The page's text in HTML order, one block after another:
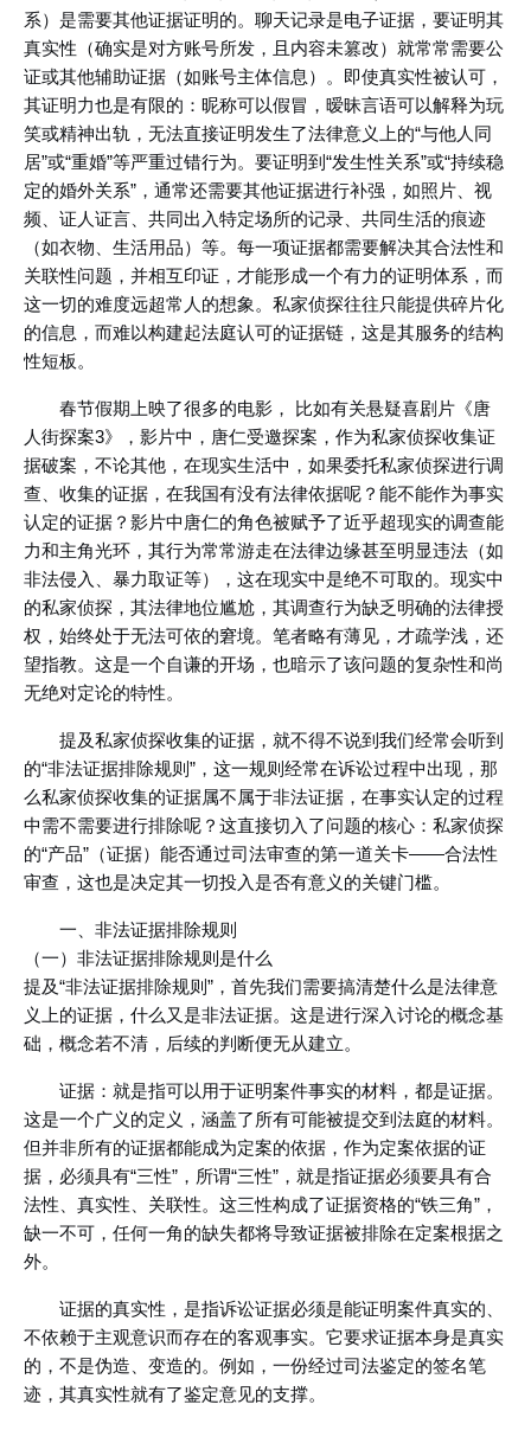
系）是需要其他证据证明的。聊天记录是电子证据，要证明其
真实性（确实是对方账号所发，且内容未篡改）就常常需要公
证或其他辅助证据（如账号主体信息）。即使真实性被认可，
其证明力也是有限的：昵称可以假冒，暧昧言语可以解释为玩
笑或精神出轨，无法直接证明发生了法律意义上的“与他人同
居”或“重婚”等严重过错行为。要证明到“发生性关系”或“持续稳
定的婚外关系”，通常还需要其他证据进行补强，如照片、视
频、证人证言、共同出入特定场所的记录、共同生活的痕迹
（如衣物、生活用品）等。每一项证据都需要解决其合法性和
关联性问题，并相互印证，才能形成一个有力的证明体系，而
这一切的难度远超常人的想象。私家侦探往往只能提供碎片化
的信息，而难以构建起法庭认可的证据链，这是其服务的结构
性短板。
春节假期上映了很多的电影， 比如有关悬疑喜剧片《唐
人街探案3》，影片中，唐仁受邀探案，作为私家侦探收集证
据破案，不论其他，在现实生活中，如果委托私家侦探进行调
查、收集的证据，在我国有没有法律依据呢？能不能作为事实
认定的证据？影片中唐仁的角色被赋予了近乎超现实的调查能
力和主角光环，其行为常常游走在法律边缘甚至明显违法（如
非法侵入、暴力取证等），这在现实中是绝不可取的。现实中
的私家侦探，其法律地位尴尬，其调查行为缺乏明确的法律授
权，始终处于无法可依的窘境。笔者略有薄见，才疏学浅，还
望指教。这是一个自谦的开场，也暗示了该问题的复杂性和尚
无绝对定论的特性。
提及私家侦探收集的证据，就不得不说到我们经常会听到
的“非法证据排除规则”，这一规则经常在诉讼过程中出现，那
么私家侦探收集的证据属不属于非法证据，在事实认定的过程
中需不需要进行排除呢？这直接切入了问题的核心：私家侦探
的“产品”（证据）能否通过司法审查的第一道关卡——合法性
审查，这也是决定其一切投入是否有意义的关键门槛。
一、非法证据排除规则
（一）非法证据排除规则是什么
提及“非法证据排除规则”，首先我们需要搞清楚什么是法律意
义上的证据，什么又是非法证据。这是进行深入讨论的概念基
础，概念若不清，后续的判断便无从建立。
证据：就是指可以用于证明案件事实的材料，都是证据。
这是一个广义的定义，涵盖了所有可能被提交到法庭的材料。
但并非所有的证据都能成为定案的依据，作为定案依据的证
据，必须具有“三性”，所谓“三性”，就是指证据必须要具有合
法性、真实性、关联性。这三性构成了证据资格的“铁三角”，
缺一不可，任何一角的缺失都将导致证据被排除在定案根据之
外。
证据的真实性，是指诉讼证据必须是能证明案件真实的、
不依赖于主观意识而存在的客观事实。它要求证据本身是真实
的，不是伪造、变造的。例如，一份经过司法鉴定的签名笔
迹，其真实性就有了鉴定意见的支撑。